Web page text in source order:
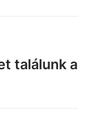
találunk a